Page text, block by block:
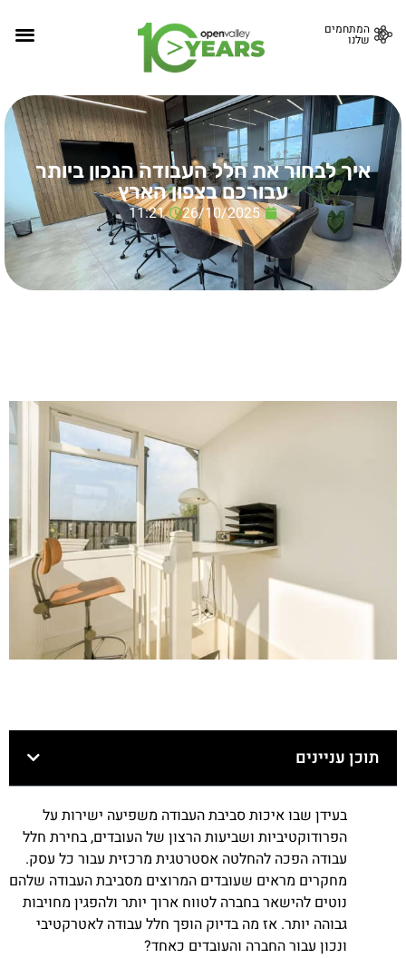
המתחמים
שלנו
איך לבחור את חלל העבודה הנכון ביותר
עבורכם בצפון הארץ
26/10/2025
11:21
תוכן עניינים
בעידן שבו איכות סביבת העבודה משפיעה ישירות על
הפרודוקטיביות ושביעות הרצון של העובדים, בחירת חלל
עבודה הפכה להחלטה אסטרטגית מרכזית עבור כל עסק.
מחקרים מראים שעובדים המרוצים מסביבת העבודה שלהם
נוטים להישאר בחברה לטווח ארוך יותר ולהפגין מחויבות
גבוהה יותר. אז מה בדיוק הופך חלל עבודה לאטרקטיבי
ונכון עבור החברה והעובדים כאחד?